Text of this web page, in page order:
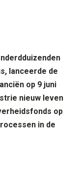
lanceerde de
op 9 juni
nieuw leven
op
in de